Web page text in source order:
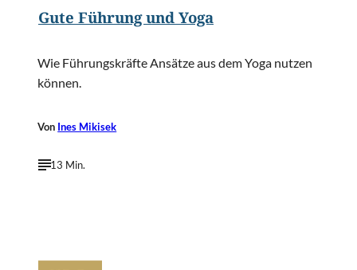
Gute Führung und Yoga
Wie Führungskräfte Ansätze aus dem Yoga nutzen
können.
Von Ines Mikisek
13 Min.